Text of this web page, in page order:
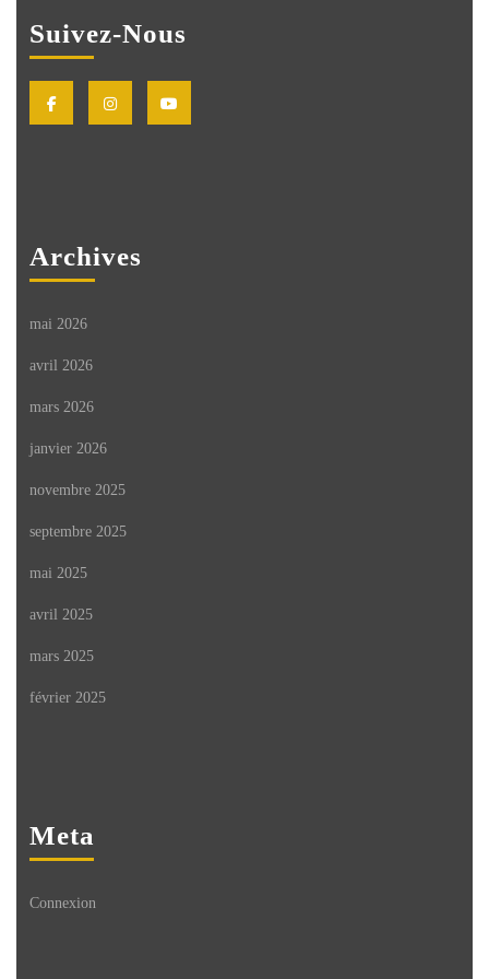
Suivez-Nous
Facebook Instagram
Archives
mai 2026
avril 2026
mars 2026
janvier 2026
novembre 2025
septembre 2025
mai 2025
avril 2025
mars 2025
février 2025
Meta
Connexion